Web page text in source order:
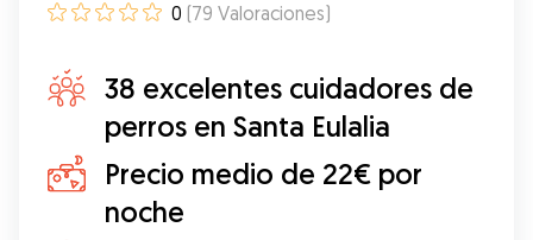
0 (79 Valoraciones)
38 excelentes cuidadores de
perros en Santa Eulalia
Precio medio de 22€ por
noche